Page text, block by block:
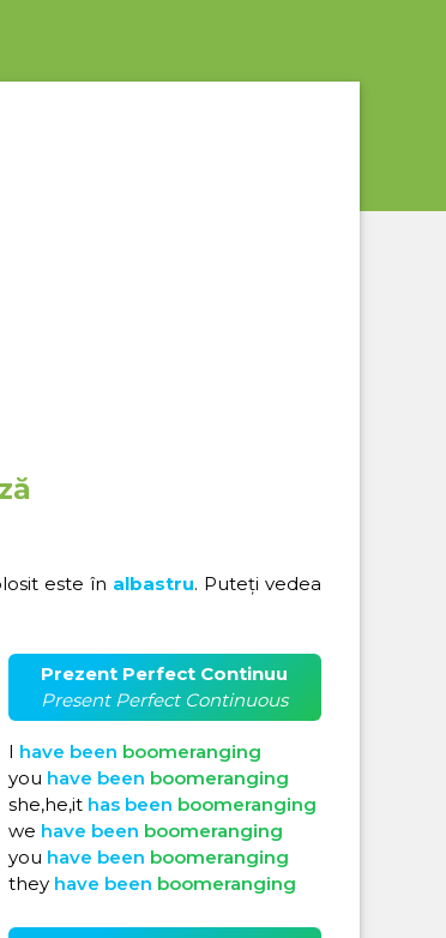
este în albastru. Puteți vedea
Prezent Perfect Continuu
Present Perfect Continuous
I have been boomeranging
you have been boomeranging
she,he,it has been boomeranging
we have been boomeranging
you have been boomeranging
they have been boomeranging